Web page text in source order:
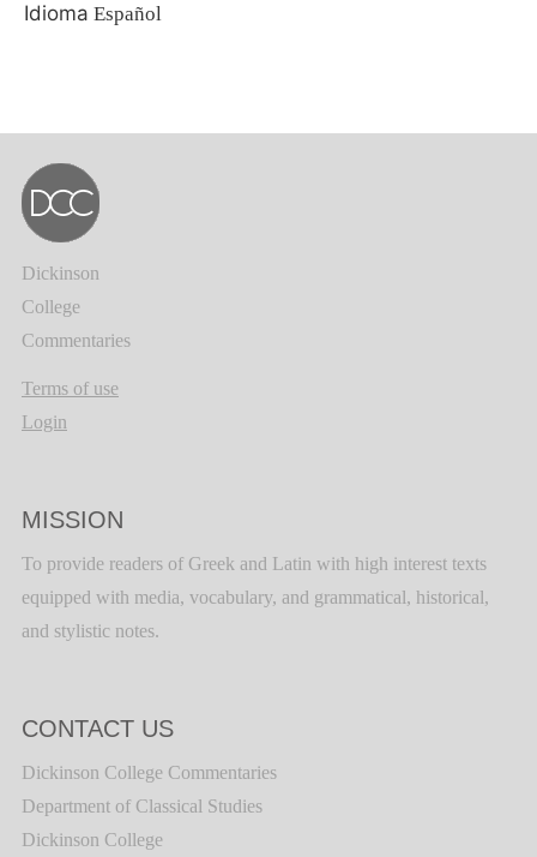
Idioma Español
Dickinson
College
Commentaries
Terms of use
Login
MISSION
To provide readers of Greek and Latin with high interest texts
equipped with media, vocabulary, and grammatical, historical,
and stylistic notes.
CONTACT US
Dickinson College Commentaries
Department of Classical Studies
Dickinson College